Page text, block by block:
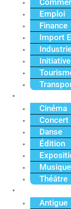
Emploi
Finance
Import
Initiative
Cinéma
Concert
Danse
Édition
Musique
Théâtre
Antigue